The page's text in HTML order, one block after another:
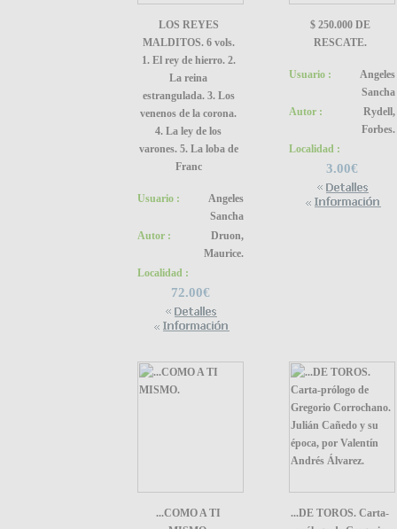
LOS REYES
MALDITOS. 6 vols.
1. El rey de hierro. 2.
La reina
estrangulada. 3. Los
venenos de la corona.
4. La ley de los
varones. 5. La loba de
Franc
Usuario :
Angeles
Sancha
Autor :
Druon,
Maurice.
Localidad :
72.00€
$ 250.000 DE
RESCATE.
Usuario :
Angeles
Sancha
Autor :
Rydell,
Forbes.
Localidad :
3.00€
...COMO A TI
...DE TOROS. Carta-